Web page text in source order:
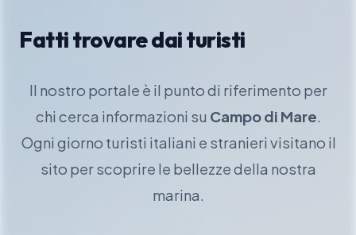
Fatti trovare dai turisti
Il nostro portale è il punto di riferimento per
chi cerca informazioni su Campo di Mare.
Ogni giorno turisti italiani e stranieri visitano il
sito per scoprire le bellezze della nostra
marina.